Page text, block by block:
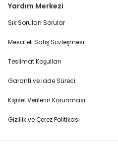
Yardım Merkezi
Sık Sorulan Sorular
Mesafeli Satış Sözleşmesi
Teslimat Koşulları
Garanti ve İade Süreci
Kişisel Verilerin Korunması
Gizlilik ve Çerez Politikası